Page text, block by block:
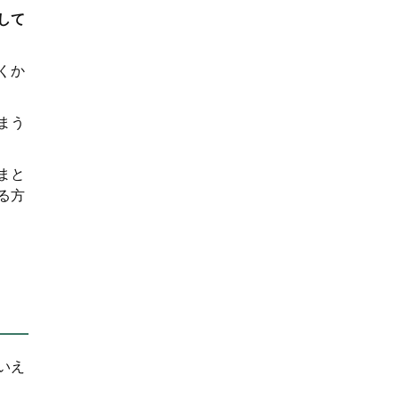
て
か
う
と
方
え